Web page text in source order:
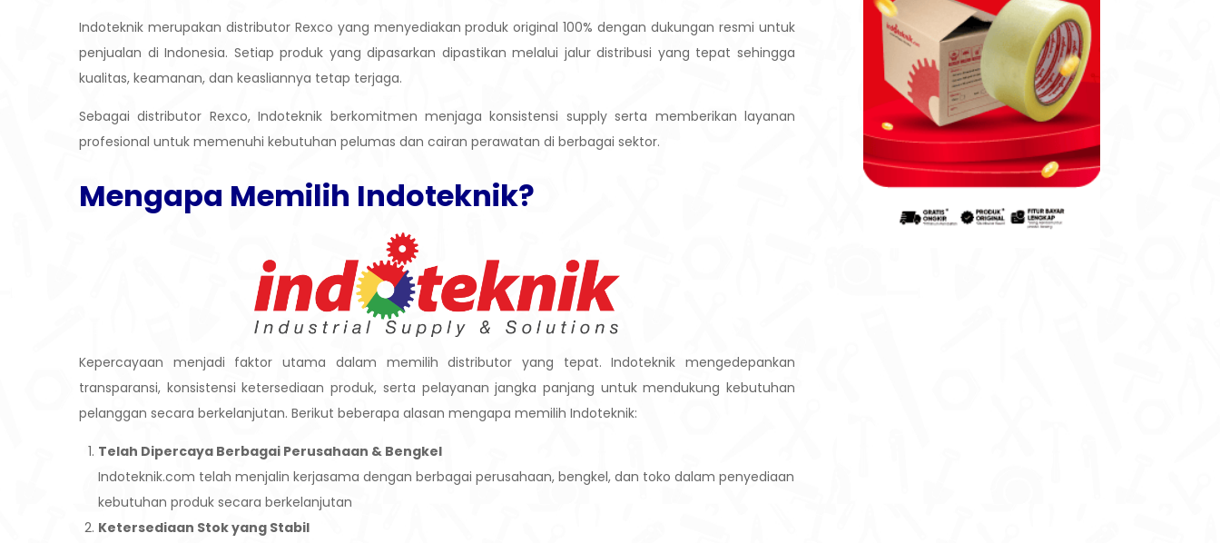
Indoteknik merupakan distributor Rexco yang menyediakan produk original 100% dengan dukungan resmi untuk
penjualan di Indonesia. Setiap produk yang dipasarkan dipastikan melalui jalur distribusi yang tepat sehingga
kualitas, keamanan, dan keasliannya tetap terjaga.
Sebagai distributor Rexco, Indoteknik berkomitmen menjaga konsistensi supply serta memberikan layanan
profesional untuk memenuhi kebutuhan pelumas dan cairan perawatan di berbagai sektor.
Mengapa Memilih Indoteknik?
Kepercayaan menjadi faktor utama dalam memilih distributor yang tepat. Indoteknik mengedepankan
transparansi, konsistensi ketersediaan produk, serta pelayanan jangka panjang untuk mendukung kebutuhan
pelanggan secara berkelanjutan. Berikut beberapa alasan mengapa memilih Indoteknik:
Telah Dipercaya Berbagai Perusahaan & Bengkel
Indoteknik.com telah menjalin kerjasama dengan berbagai perusahaan, bengkel, dan toko dalam penyediaan
kebutuhan produk secara berkelanjutan
Ketersediaan Stok yang Stabil